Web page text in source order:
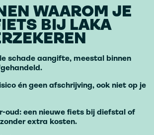
WAAROM JE
BIJ LAKA
schade aangifte, meestal binnen
én geen afschrijving, ook niet op je
oud: een nieuwe fiets bij diefstal of
extra kosten.